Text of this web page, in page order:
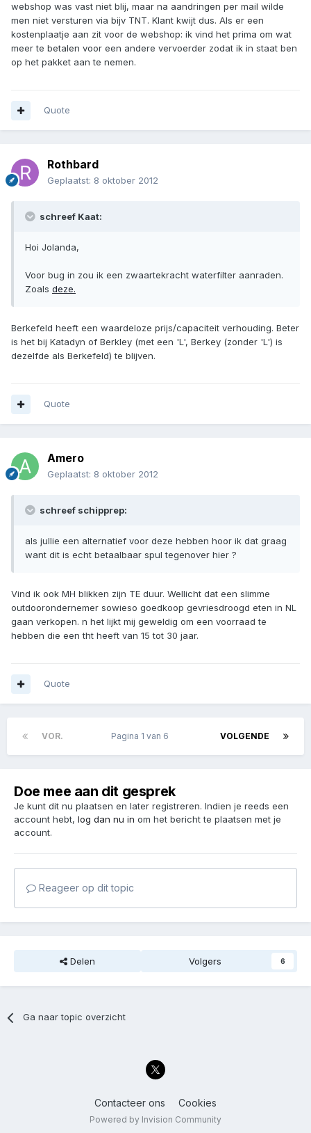
webshop was vast niet blij, maar na aandringen per mail wilde
men niet versturen via bijv TNT. Klant kwijt dus. Als er een
kostenplaatje aan zit voor de webshop: ik vind het prima om wat
meer te betalen voor een andere vervoerder zodat ik in staat ben
op het pakket aan te nemen.
Quote
Rothbard
Geplaatst: 8 oktober 2012
schreef Kaat:
Hoi Jolanda,
Voor bug in zou ik een zwaartekracht waterfilter aanraden.
Zoals deze.
Berkefeld heeft een waardeloze prijs/capaciteit verhouding. Beter
is het bij Katadyn of Berkley (met een 'L', Berkey (zonder 'L') is
dezelfde als Berkefeld) te blijven.
Quote
Amero
Geplaatst: 8 oktober 2012
schreef schipprep:
als jullie een alternatief voor deze hebben hoor ik dat graag
want dit is echt betaalbaar spul tegenover hier ?
Vind ik ook MH blikken zijn TE duur. Wellicht dat een slimme
outdoorondernemer sowieso goedkoop gevriesdroogd eten in NL
gaan verkopen. n het lijkt mij geweldig om een voorraad te
hebben die een tht heeft van 15 tot 30 jaar.
Quote
VOR. VOLGENDE
Pagina 1 van 6
Doe mee aan dit gesprek
Je kunt dit nu plaatsen en later registreren. Indien je reeds een
account hebt, log dan nu in om het bericht te plaatsen met je
account.
Reageer op dit topic
Delen Volgers 6
Ga naar topic overzicht
Contacteer ons Cookies
Powered by Invision Community